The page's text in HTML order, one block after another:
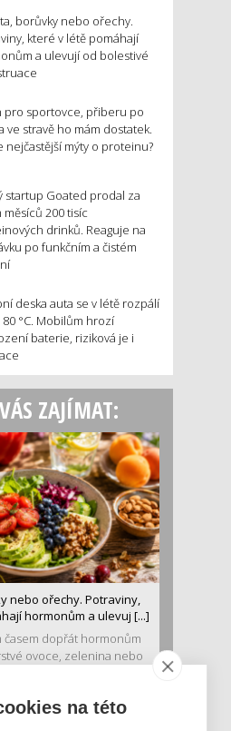
borůvky nebo ořechy.
které v létě pomáhají
a ulevují od bolestivé
pro sportovce, přiberu po
ve stravě ho mám dostatek.
nejčastější mýty o proteinu?
startup Goated prodal za
měsíců 200 tisíc
drinků. Reaguje na
po funkčním a čistém
deska auta se v létě rozpálí
80 °C. Mobilům hrozí
baterie, riziková je i
ZAJÍMAT:
nebo ořechy. Potraviny,
hormonům a ulevuj [...]
časem dopřát hormonům
ovoce, zelenina nebo
na této